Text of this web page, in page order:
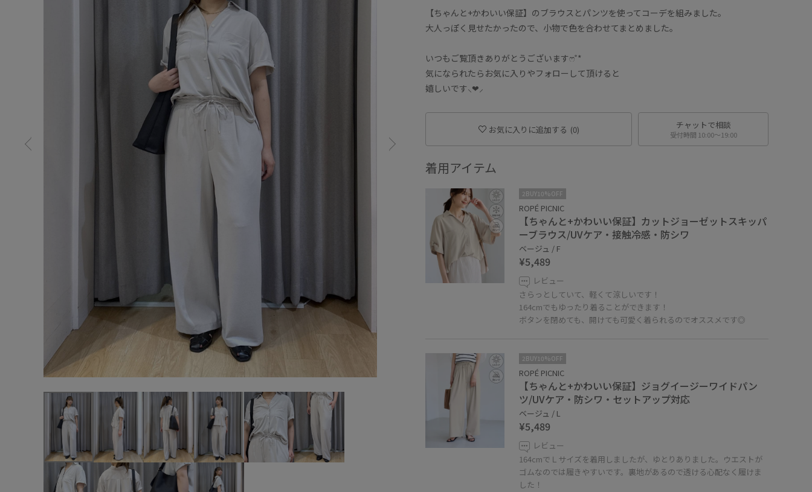
【ちゃんと+かわいい保証】のブラウスとパンツを使ってコーデを組みました。
大人っぽく見せたかったので、小物で色を合わせてまとめました。
いつもご覧頂きありがとうございますෆ˚*
気になられたらお気に入りやフォローして頂けると
嬉しいです⸜❤︎⸝‍
お気に入りに追加する (0) チャットで相談
受付時間 10:00〜19:00
着用アイテム
2BUY10%OFF
ROPÉ PICNIC
【ちゃんと+かわいい保証】カットジョーゼットスキッパ
ーブラウス/UVケア・接触冷感・防シワ
ベージュ / F
¥5,489
レビュー
さらっとしていて、軽くて涼しいです！
164cmでもゆったり着ることができます！
ボタンを閉めても、開けても可愛く着られるのでオススメです◎
2BUY10%OFF
ROPÉ PICNIC
【ちゃんと+かわいい保証】ジョグイージーワイドパン
ツ/UVケア・防シワ・セットアップ対応
ベージュ / L
¥5,489
レビュー
164cmでＬサイズを着用しましたが、ゆとりありました。ウエストが
ゴムなのでは履きやすいです。裏地があるので透ける心配なく履けま
した！